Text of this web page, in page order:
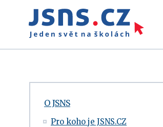
O JSNS
Pro koho je JSNS.CZ